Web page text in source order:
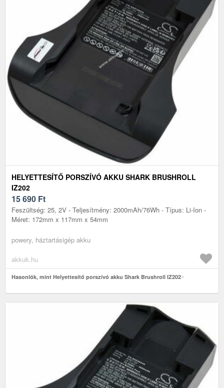
HELYETTESÍTŐ PORSZÍVÓ AKKU SHARK BRUSHROLL
IZ202
15 690 Ft
Feszültség: 25, 2V - Teljesítmény: 2000mAh/76Wh - Típus: Li-Ion -
Méret: 172mm x 117mm x 54mm
powery, háztartásigép akku
akkuk.hu
Hasonlók, mint Helyettesítő porszívó akku Shark Brushroll IZ202